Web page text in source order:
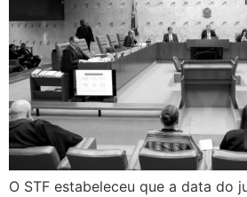
O STF estabeleceu que a data do